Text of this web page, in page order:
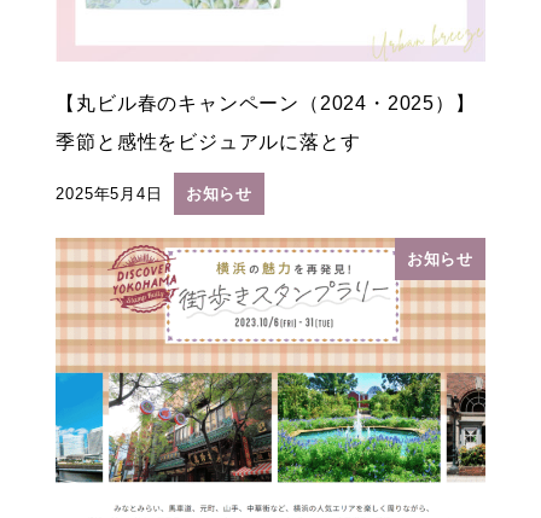
【丸ビル春のキャンペーン（2024・2025）】
季節と感性をビジュアルに落とす
投稿日
2025年5月4日 お知らせ
お知らせ